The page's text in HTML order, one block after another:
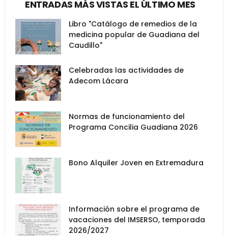
ENTRADAS MÁS VISTAS EL ÚLTIMO MES
Libro "Catálogo de remedios de la
medicina popular de Guadiana del
Caudillo"
Celebradas las actividades de
Adecom Lácara
Normas de funcionamiento del
Programa Concilia Guadiana 2026
Bono Alquiler Joven en Extremadura
Información sobre el programa de
vacaciones del IMSERSO, temporada
2026/2027